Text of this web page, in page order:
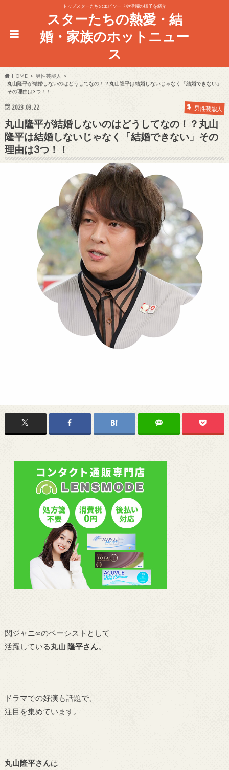
トップスターたちのエピソードや活躍の様子を紹介
スターたちの熱愛・結
婚・家族のホットニュー
ス
HOME
男性芸能人
丸山隆平が結婚しないのはどうしてなの！？丸山隆平は結婚しないじゃなく「結婚できない」
その理由は3つ！！
2023.03.22 男性芸能人
丸山隆平が結婚しないのはどうしてなの！？丸山
隆平は結婚しないじゃなく「結婚できない」その
理由は3つ！！
関ジャニ∞のベーシストとして
活躍している丸山 隆平さん。
ドラマでの好演も話題で、
注目を集めています。
丸山隆平さんは